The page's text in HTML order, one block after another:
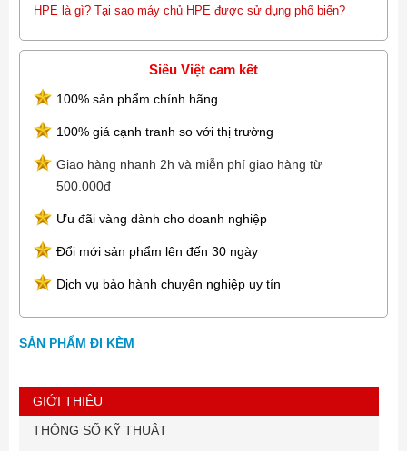
Riser 1 HPE ProLiant DL380 Gen10 Plus x8/x16/x8 Primary FIO
Sercurity HPE Trusted Platform Module 2.0 Gen10 Plus Black
OS Microsoft Windows Server 2025 32-core Standard License
on iLO Licensed Features
Warranty HPE 3Y Tech Care Basic Service
HPE là gì? Tại sao máy chủ HPE được sử dụng phổ biến?
Siêu Việt cam kết
100% sản phẩm chính hãng
100% giá cạnh tranh so với thị trường
Giao hàng nhanh 2h và miễn phí giao hàng từ
500.000đ
Ưu đãi vàng dành cho doanh nghiệp
Đổi mới sản phẩm lên đến 30 ngày
Dịch vụ bảo hành chuyên nghiệp uy tín
SẢN PHẨM ĐI KÈM
GIỚI THIỆU
THÔNG SỐ KỸ THUẬT